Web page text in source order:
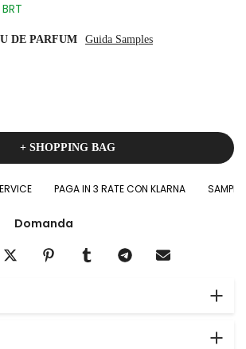
DE PARFUM Guida Samples
+ SHOPPING BAG
PAGA IN 3 RATE CON KLARNA SAMPLES
Domanda